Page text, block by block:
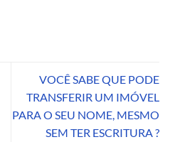
VOCÊ SABE QUE PODE
TRANSFERIR UM IMÓVEL
PARA O SEU NOME, MESMO
SEM TER ESCRITURA ?